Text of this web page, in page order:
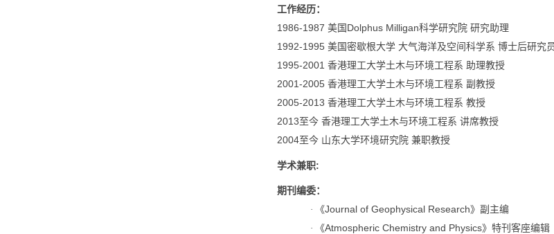
工作经历：
1986-1987 美国 Dolphus Milligan科学研究院 研究助理
1992-1995 美国密歇根大学 大气海洋及空间科学系 博士后研究员
1995-2001 香港理工大学土木与环境工程系 助理教授
2001-2005 香港理工大学土木与环境工程系 副教授
2005-2013 香港理工大学土木与环境工程系 教授
2013至今 香港理工大学土木与环境工程系 讲席教授
2004至今 山东大学环境研究院 兼职教授
学术兼职:
期刊编委：
·
《Journal of Geophysical Research》副主编
·
《Atmospheric Chemistry and Physics》特刊客座编辑